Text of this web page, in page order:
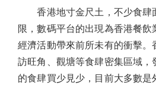
香港地寸金尺土，不少食肆
限，數碼平台的出現為香港餐飲
經濟活動帶來前所未有的衝擊。
訪旺角、觀塘等食肆密集區域，
的食肆買少見少，目前大多數是